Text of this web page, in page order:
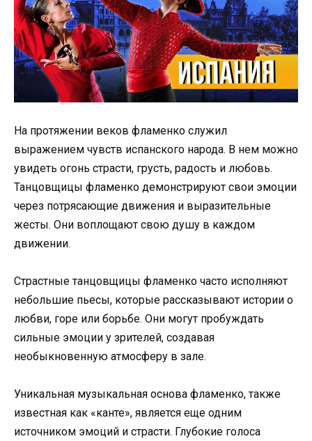
На протяжении веков фламенко служил
выражением чувств испанского народа. В нем можно
увидеть огонь страсти, грусть, радость и любовь.
Танцовщицы фламенко демонстрируют свои эмоции
через потрясающие движения и выразительные
жесты. Они воплощают свою душу в каждом
движении.
Страстные танцовщицы фламенко часто исполняют
небольшие пьесы, которые рассказывают истории о
любви, горе или борьбе. Они могут пробуждать
сильные эмоции у зрителей, создавая
необыкновенную атмосферу в зале.
Уникальная музыкальная основа фламенко, также
известная как «канте», является еще одним
источником эмоций и страсти. Глубокие голоса